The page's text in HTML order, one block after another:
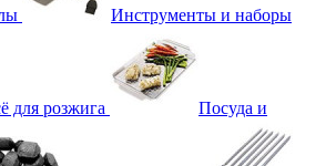
Инструменты и наборы
для розжига Посуда и